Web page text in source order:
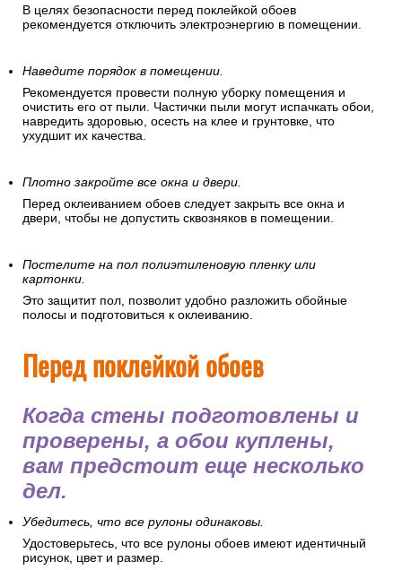
В целях безопасности перед поклейкой обоев
рекомендуется отключить электроэнергию в помещении.
Наведите порядок в помещении.
Рекомендуется провести полную уборку помещения и
очистить его от пыли. Частички пыли могут испачкать обои,
навредить здоровью, осесть на клее и грунтовке, что
ухудшит их качества.
Плотно закройте все окна и двери.
Перед оклеиванием обоев следует закрыть все окна и
двери, чтобы не допустить сквозняков в помещении.
Постелите на пол полиэтиленовую пленку или
картонки.
Это защитит пол, позволит удобно разложить обойные
полосы и подготовиться к оклеиванию.
Перед поклейкой обоев
Когда стены подготовлены и
проверены, а обои куплены,
вам предстоит еще несколько
дел.
Убедитесь, что все рулоны одинаковы.
Удостоверьтесь, что все рулоны обоев имеют идентичный
рисунок, цвет и размер.